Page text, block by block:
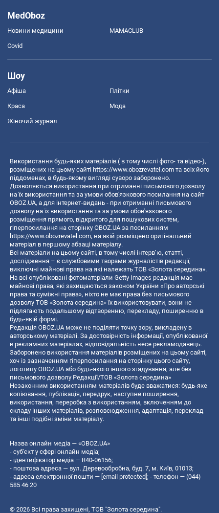
MedOboz
Новини медицини MAMACLUB
Covid
Шоу
Афіша Плітки
Краса Мода
Жіночий журнал
Використання будь-яких матеріалів ( в тому числі фото- та відео-),
розміщених на цьому сайті https://www.obozrevatel.com та всіх його
піддоменах, в будь-якому вигляді суворо заборонено.
Дозволяється використання при отриманні письмового дозволу
на їх використання та за умови обов'язкового посилання на сайт
OBOZ.UA, а для інтернет-видань - при отриманні письмового
дозволу на їх використання та за умови обов'язкового
розміщення прямого, відкритого для пошукових систем,
гіперпосилання на сторінку OBOZ.UA за посиланням
https://www.obozrevatel.com, на якій розміщено оригінальний
матеріал в першому абзаці матеріалу.
Всі матеріали на цьому сайті, в тому числі інтерв’ю, статті,
дослідження – є службовими творами журналістів редакції,
виключні майнові права на які належать ТОВ «Золота середина».
На всі опубліковані фотоматеріали Getty Images редакція має
майнові права, які захищаються законом України «Про авторські
права та суміжні права», ніхто не має права без письмового
дозволу ТОВ «Золота середина» їх використовувати, вони не
підлягають подальшому відтворенню, перекладу, поширенню в
будь-якій формі.
Редакція OBOZ.UA може не поділяти точку зору, викладену в
авторському матеріалі. За достовірність інформації, опублікованої
в рекламних матеріалах, відповідальність несе рекламодавець.
Заборонено використання матеріалів розміщених на цьому сайті,
хоч із зазначенням гіперпосилання на сторінку цього сайту,
логотипу OBOZ.UA або будь-якого іншого згадування, але без
письмового дозволу Редакції/ТОВ «Золота середина»
Незаконним використанням матеріалів буде вважатися: будь-яке
копiювання, публiкацiя, передрук, наступне поширення,
використання, переробка з використанням, включенням до
складу інших матеріалів, розповсюдження, адаптація, переклад
та інші подібні зміни матеріалу.
Назва онлайн медіа — «OBOZ.UA»
- суб'єкт у сфері онлайн медіа;
- ідентифікатор медіа — R40-06156;
- поштова адреса — вул. Деревообробна, буд. 7, м. Київ, 01013;
- адреса електронної пошти — [email protected]; - телефон — (044)
585 46 20
© 2026 Всі права захищені, ТОВ "Золота середина".